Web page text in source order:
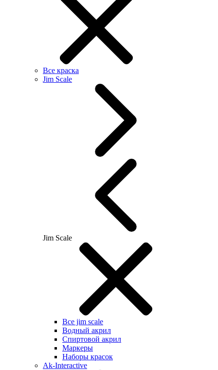
Все краска
Jim Scale
Jim Scale
Все jim scale
Водный акрил
Спиртовой акрил
Маркеры
Наборы красок
Ak-Interactive